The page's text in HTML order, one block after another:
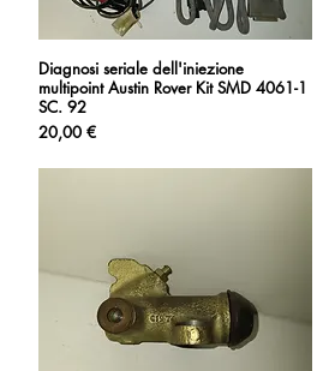
Vista rapida
Diagnosi seriale dell'iniezione
multipoint Austin Rover Kit SMD 4061-1
SC. 92
Prezzo
20,00 €